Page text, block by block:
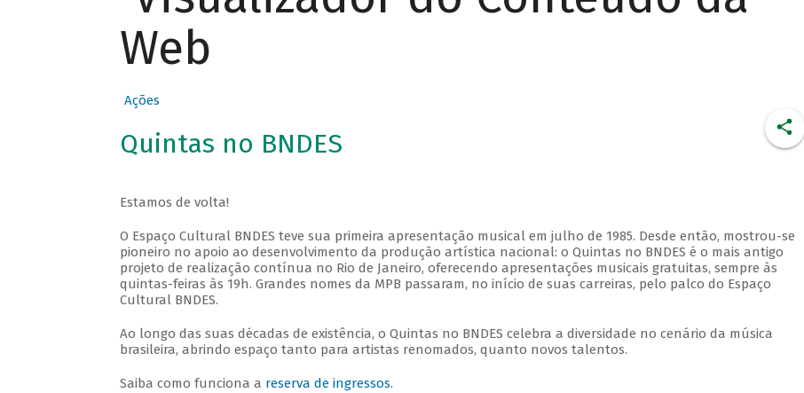
Web
Ações
Quintas no BNDES
Estamos de volta!
O Espaço Cultural BNDES teve sua primeira apresentação musical em julho de 1985. Desde então, mostrou-se
pioneiro no apoio ao desenvolvimento da produção artística nacional: o Quintas no BNDES é o mais antigo
projeto de realização contínua no Rio de Janeiro, oferecendo apresentações musicais gratuitas, sempre às
quintas-feiras às 19h. Grandes nomes da MPB passaram, no início de suas carreiras, pelo palco do Espaço
Cultural BNDES.
Ao longo das suas décadas de existência, o Quintas no BNDES celebra a diversidade no cenário da música
brasileira, abrindo espaço tanto para artistas renomados, quanto novos talentos.
Saiba como funciona a reserva de ingressos.